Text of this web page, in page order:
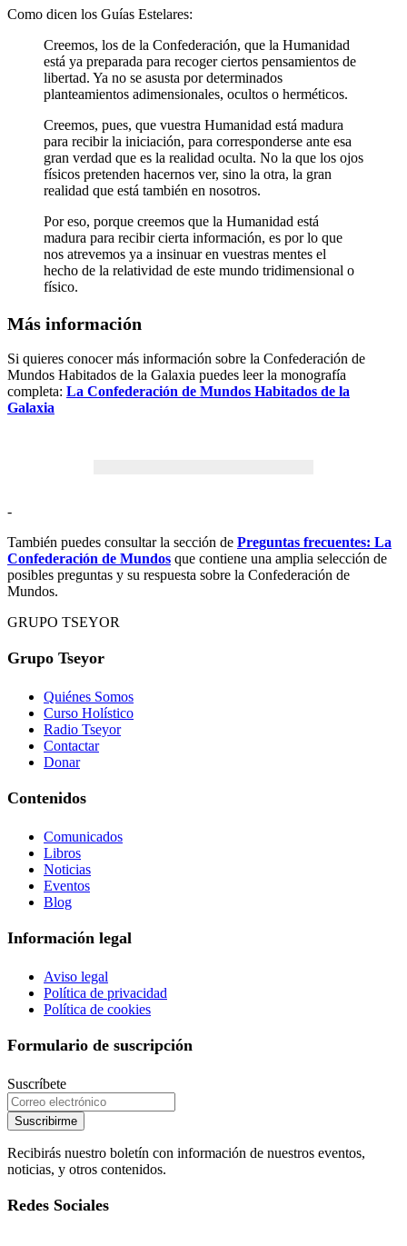
Como dicen los Guías Estelares:
Creemos, los de la Confederación, que la Humanidad
está ya preparada para recoger ciertos pensamientos de
libertad. Ya no se asusta por determinados
planteamientos adimensionales, ocultos o herméticos.
Creemos, pues, que vuestra Humanidad está madura
para recibir la iniciación, para corresponderse ante esa
gran verdad que es la realidad oculta. No la que los ojos
físicos pretenden hacernos ver, sino la otra, la gran
realidad que está también en nosotros.
Por eso, porque creemos que la Humanidad está
madura para recibir cierta información, es por lo que
nos atrevemos ya a insinuar en vuestras mentes el
hecho de la relatividad de este mundo tridimensional o
físico.
Más información
Si quieres conocer más información sobre la Confederación de
Mundos Habitados de la Galaxia puedes leer la monografía
completa: La Confederación de Mundos Habitados de la
Galaxia
-
También puedes consultar la sección de Preguntas frecuentes: La
Confederación de Mundos que contiene una amplia selección de
posibles preguntas y su respuesta sobre la Confederación de
Mundos.
GRUPO TSEYOR
Grupo Tseyor
Quiénes Somos
Curso Holístico
Radio Tseyor
Contactar
Donar
Contenidos
Comunicados
Libros
Noticias
Eventos
Blog
Información legal
Aviso legal
Política de privacidad
Política de cookies
Formulario de suscripción
Suscríbete
Suscribirme
Recibirás nuestro boletín con información de nuestros eventos,
noticias, y otros contenidos.
Redes Sociales